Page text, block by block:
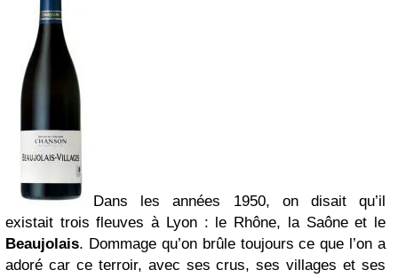
Dans les années 1950, on disait qu’il
existait trois fleuves à Lyon : le Rhône, la Saône et le
Beaujolais. Dommage qu’on brûle toujours ce que l’on a
adoré car ce terroir, avec ses crus, ses villages et ses